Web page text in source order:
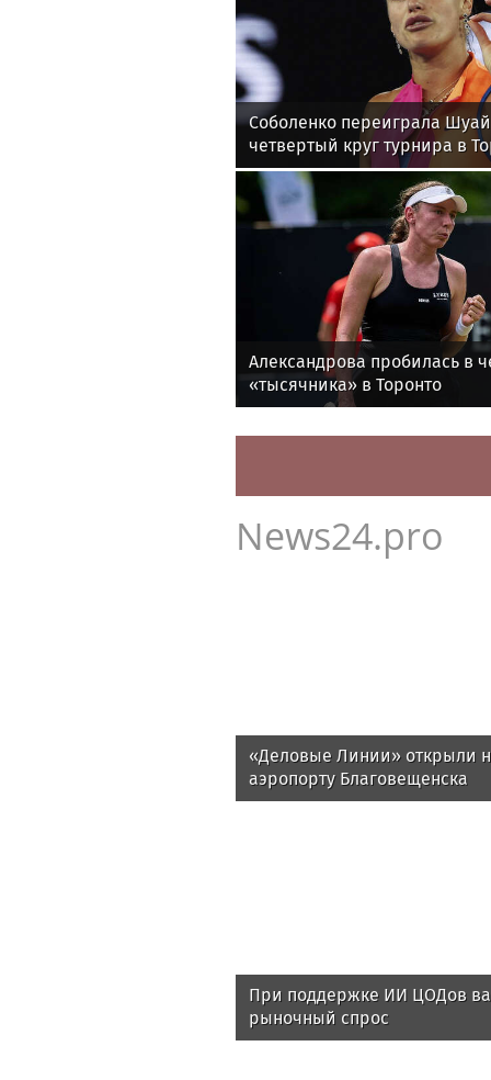
Соболенко переиграла
четвертый круг турнира в
Александрова пробилась в
«тысячника» в Торонто
News24.pro
«Деловые Линии» открыли
аэропорту Благовещенска
При поддержке ИИ ЦОДов
рыночный спрос